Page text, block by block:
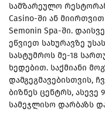
სამზარეულო
Casino-ში ან
Semonin Spa-ში.
ეწვიეთ სახურავზე
სასტუმროს მე-18
ხედებით. საქმიანი
დამგეგმავებისთვის,
ბიზნეს ცენტრს,
სამეჯლისო დარბაზს